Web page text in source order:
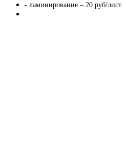
- ламинирование – 20 руб/лист.